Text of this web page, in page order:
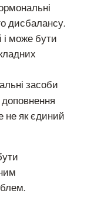
дисбалансу.
і може бути
засоби
не як єдиний